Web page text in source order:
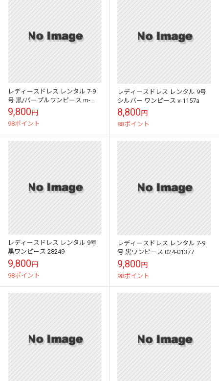
レディースドレス レンタル 7-9
号 黒/パープルワンピース m-
0011
9,800円
98ポイント
レディースドレス レンタル 9号
シルバー ワンピース v-1157a
8,800円
88ポイント
レディースドレス レンタル 9号
黒ワンピース 28249
9,800円
98ポイント
レディースドレス レンタル 7-9
号 黒ワンピース 024-01377
9,800円
98ポイント